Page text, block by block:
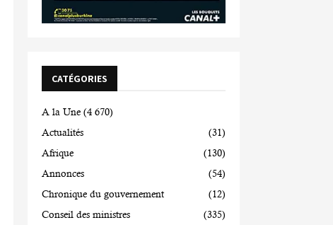
CATÉGORIES
A la Une (4 670)
Actualités
(31)
Afrique
(130)
Annonces
(54)
Chronique du gouvernement
(12)
Conseil des ministres
(335)